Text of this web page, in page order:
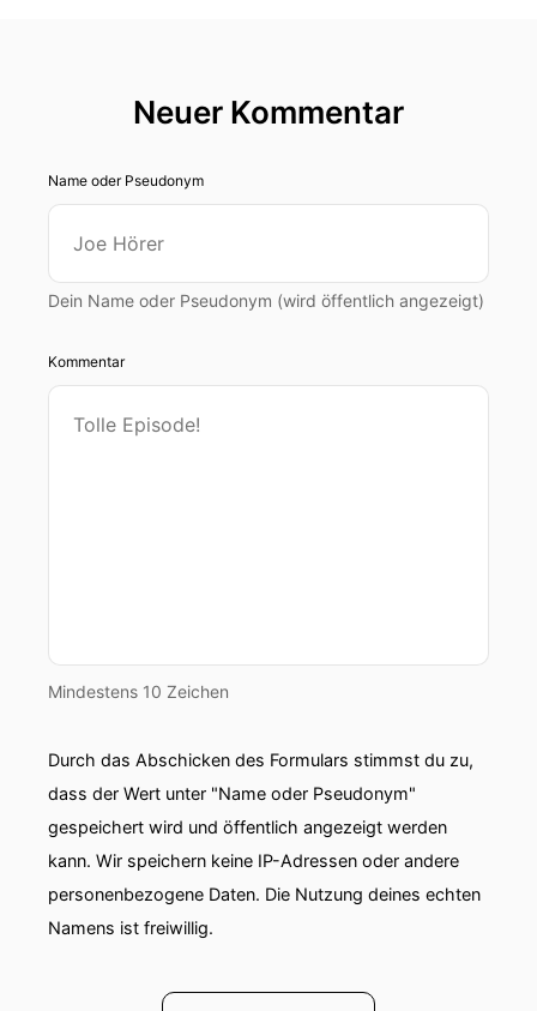
Neuer Kommentar
Name oder Pseudonym
Dein Name oder Pseudonym (wird öffentlich angezeigt)
Kommentar
Mindestens 10 Zeichen
Durch das Abschicken des Formulars stimmst du zu,
dass der Wert unter "Name oder Pseudonym"
gespeichert wird und öffentlich angezeigt werden
kann. Wir speichern keine IP-Adressen oder andere
personenbezogene Daten. Die Nutzung deines echten
Namens ist freiwillig.